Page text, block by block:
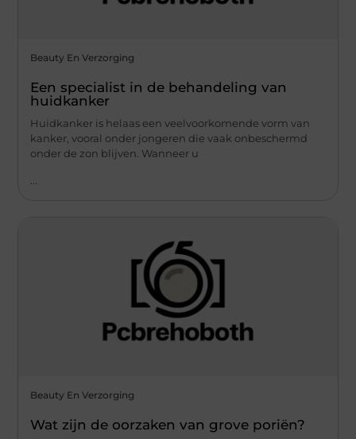
Beauty En Verzorging
Een specialist in de behandeling van
huidkanker
Huidkanker is helaas een veelvoorkomende vorm van
kanker, vooral onder jongeren die vaak onbeschermd
onder de zon blijven. Wanneer u
Beauty En Verzorging
Wat zijn de oorzaken van grove poriën?